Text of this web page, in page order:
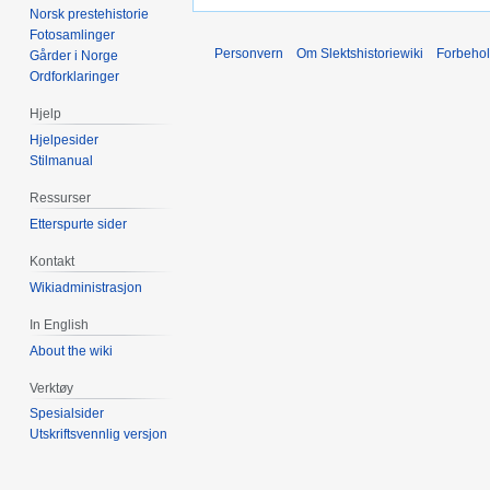
Norsk prestehistorie
Fotosamlinger
Gårder i Norge
Ordforklaringer
Hjelp
Hjelpesider
Stilmanual
Ressurser
Etterspurte sider
Kontakt
Wikiadministrasjon
In English
About the wiki
Verktøy
Spesialsider
Utskriftsvennlig versjon
Personvern Om Slektshistoriewiki